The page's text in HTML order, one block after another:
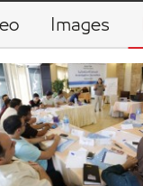
Images